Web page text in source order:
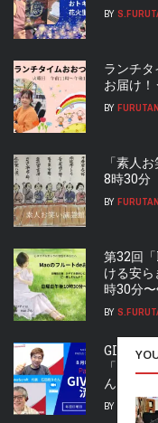
BY
ランチ
お届け
BY
「素人
8時30分
BY
第32回
ける安
時30分
BY
GIVEの
「「合
ん」で
BY S.FURUTA